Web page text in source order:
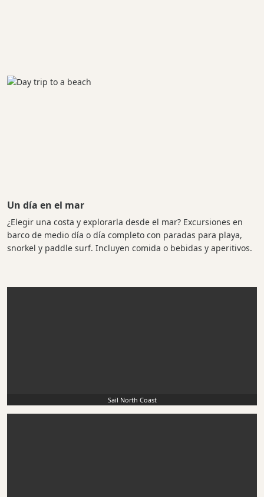
Un día en el mar
¿Elegir una costa y explorarla desde el mar? Excursiones en
barco de medio día o día completo con paradas para playa,
snorkel y paddle surf. Incluyen comida o bebidas y aperitivos.
Sail North Coast